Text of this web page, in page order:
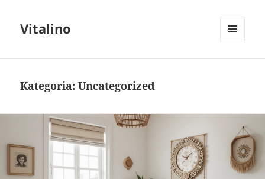
Vitalino
Kategoria:Uncategorized